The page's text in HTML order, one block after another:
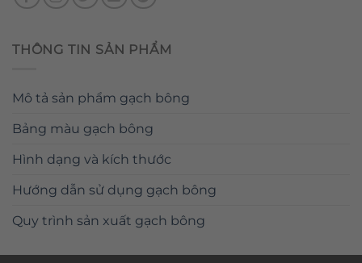
THÔNG TIN SẢN PHẨM
Mô tả sản phẩm gạch bông
Bảng màu gạch bông
Hình dạng và kích thước
Hướng dẫn sử dụng gạch bông
Quy trình sản xuất gạch bông